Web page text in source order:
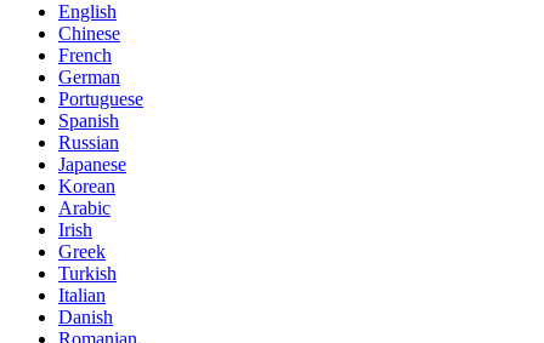
English
Chinese
French
German
Portuguese
Spanish
Russian
Japanese
Korean
Arabic
Irish
Greek
Turkish
Italian
Danish